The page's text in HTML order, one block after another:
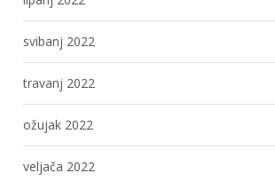
svibanj 2022
travanj 2022
ožujak 2022
veljača 2022